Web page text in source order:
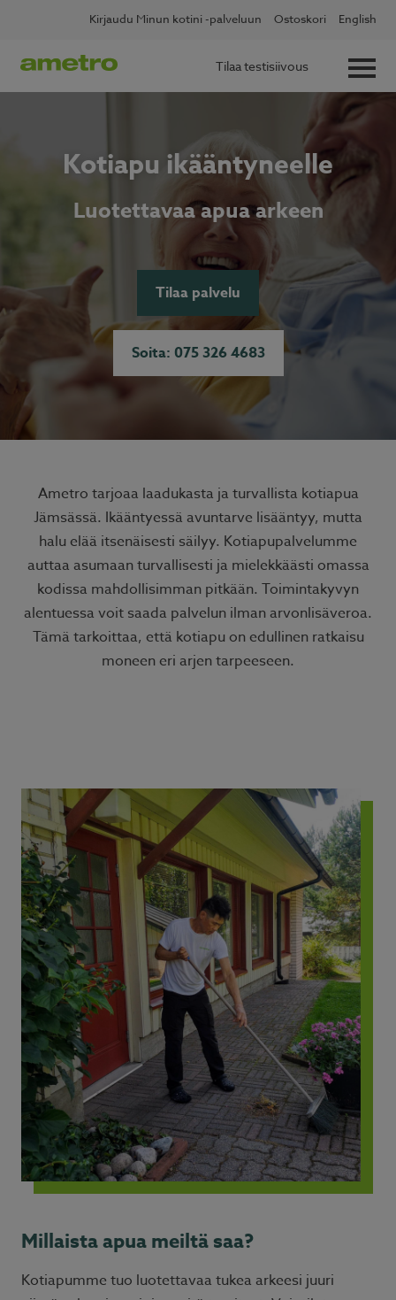
content
Kirjaudu Minun kotini -palveluun Ostoskori English
Tilaa testisiivous
Kotiapu ikääntyneelle
Luotettavaa apua arkeen
Tilaa palvelu
Soita: 075 326 4683
Ametro tarjoaa laadukasta ja turvallista kotiapua
Jämsässä. Ikääntyessä avuntarve lisääntyy, mutta
halu elää itsenäisesti säilyy. Kotiapupalvelumme
auttaa asumaan turvallisesti ja mielekkäästi omassa
kodissa mahdollisimman pitkään. Toimintakyvyn
alentuessa voit saada palvelun ilman arvonlisäveroa.
Tämä tarkoittaa, että kotiapu on edullinen ratkaisu
moneen eri arjen tarpeeseen.
Millaista apua meiltä saa?
Kotiapumme tuo luotettavaa tukea arkeesi juuri